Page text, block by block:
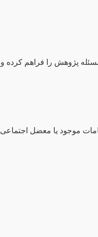
پژوهش را فراهم کرده و
موجود یا معضل اجتماعی